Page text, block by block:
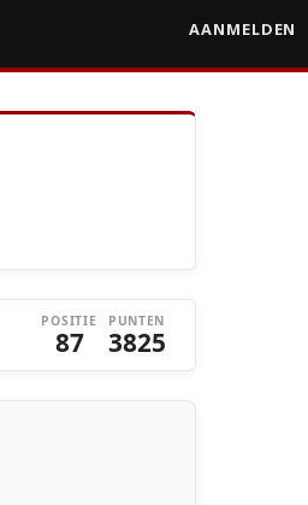
AANMELDEN
POSITIE
87
PUNTEN
3825